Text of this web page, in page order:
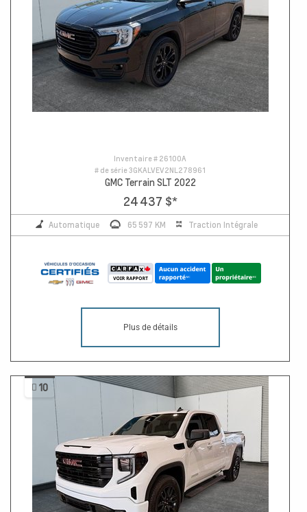
Inventaire # 26100A
# de série3GKALVEV2NL278961
GMC Terrain SLT 2022
24 437 $*
Automatique 65 597 KM Traction Intégrale
Plus de détails
10